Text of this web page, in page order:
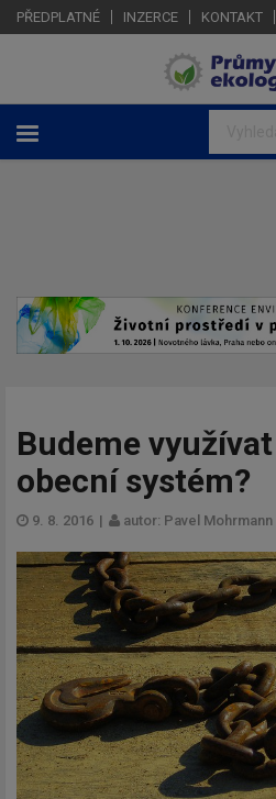
PŘEDPLATNÉ INZERCE KONTAKT
Budeme
obecní systém?
9. 8. 2016 | autor: Pavel Mohrmann